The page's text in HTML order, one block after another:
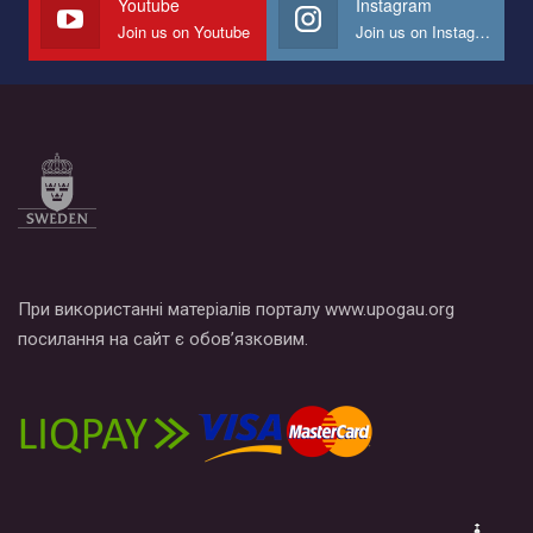
Все, что вам нужно сделать - это зайти на наш канал YouTube
по этой ссылке и поставить лайк под видео.
Join us on Youtube Join us on Instagram
При використанні матеріалів порталу www.upogau.org
посилання на сайт є обов’язковим.